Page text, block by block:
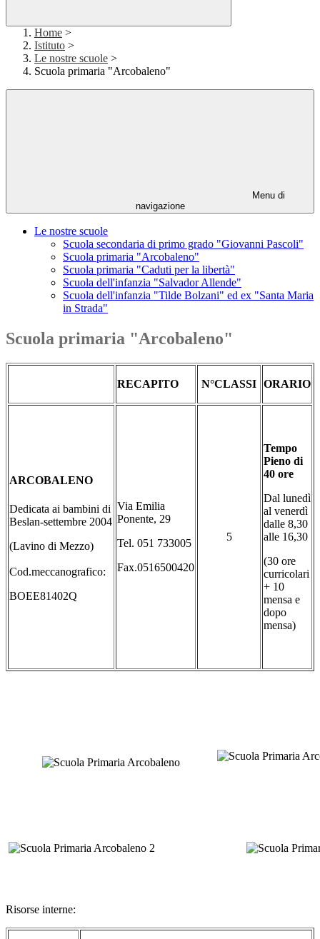
Home >
Istituto >
Le nostre scuole >
Scuola primaria "Arcobaleno"
Menu di
navigazione
Le nostre scuole
Scuola secondaria di primo grado "Giovanni Pascoli"
Scuola primaria "Arcobaleno"
Scuola primaria "Caduti per la libertà"
Scuola dell'infanzia "Salvador Allende"
Scuola dell'infanzia "Tilde Bolzani" ed ex "Santa Maria
in Strada"
Scuola primaria "Arcobaleno"
RECAPITO N°CLASSI ORARIO
ARCOBALENO
Dedicata ai bambini di
Beslan-settembre 2004
(Lavino di Mezzo)
Cod.meccanografico:
BOEE81402Q
Via Emilia
Ponente, 29
Tel. 051 733005
Fax.0516500420
5
Tempo
Pieno di
40 ore
Dal lunedì
al venerdì
dalle 8,30
alle 16,30
(30 ore
curricolari
+ 10
mensa e
dopo
mensa)
Risorse interne: